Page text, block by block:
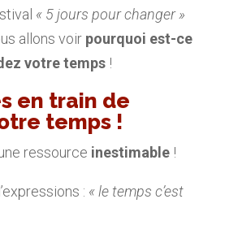
« 5 jours pour changer »
allons voir pourquoi est-ce
votre temps!
en train de
temps !
ressource inestimable!
: « le temps c’est